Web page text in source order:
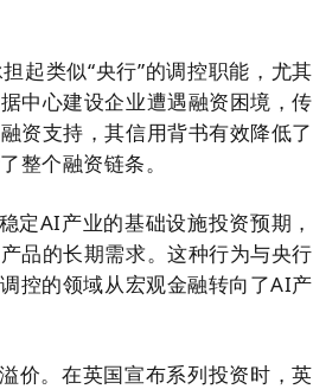
起类似“央行”的调控职能，尤其
中心建设企业遭遇融资困境，传
资支持，其信用背书有效降低了
整个融资链条。
定AI产业的基础设施投资预期，
品的长期需求。这种行为与央行
控的领域从宏观金融转向了AI产
价。在英国宣布系列投资时，英